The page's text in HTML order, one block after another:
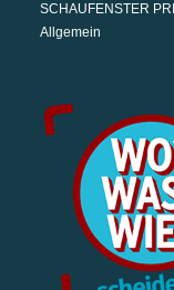
SCHAUFENSTER
Allgemein